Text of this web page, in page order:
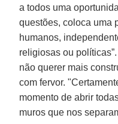
a todos uma
questões, coloca uma
humanos,
religiosas ou
não querer mais
com fervor.
momento de abrir
muros que nos